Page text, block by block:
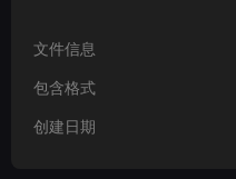
文件信息
包含格式
创建日期